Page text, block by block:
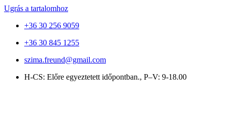
Ugrás a tartalomhoz
+36 30 256 9059
+36 30 845 1255
szima.freund@gmail.com
H-CS: Előre egyeztetett időpontban., P–V: 9-18.00